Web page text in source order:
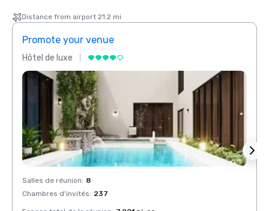
Distance from airport 21.2 mi
Promote your venue
Hôtel de luxe
Salles de réunion: 8
Chambres d'invités: 237